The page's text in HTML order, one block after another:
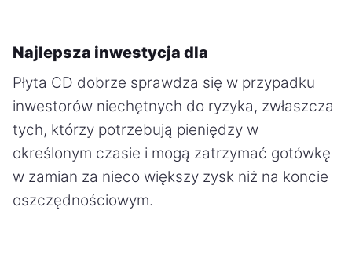
Najlepsza inwestycja dla
Płyta CD dobrze sprawdza się w przypadku
inwestorów niechętnych do ryzyka, zwłaszcza
tych, którzy potrzebują pieniędzy w
określonym czasie i mogą zatrzymać gotówkę
w zamian za nieco większy zysk niż na koncie
oszczędnościowym.